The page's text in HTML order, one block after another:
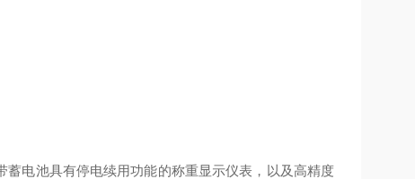
电池具有停电续用功能的称重显示仪表，以及高精度